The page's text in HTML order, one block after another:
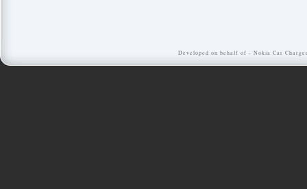
Developed on behalf of - Nokia Car